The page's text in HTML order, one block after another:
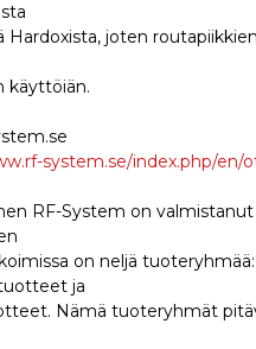
Hardoxista, joten
käyttöiän.
system.se/index.php/en/
RF-System on
on neljä
ja
Nämä tuoteryhmät